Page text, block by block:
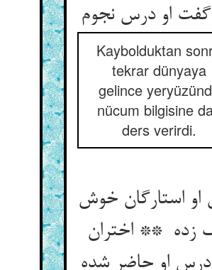
Kaybolduktan
tekrar dünyaya
gelince
nücum bilgisine
ders verirdi.
استارگان خوش
زده ** اختران